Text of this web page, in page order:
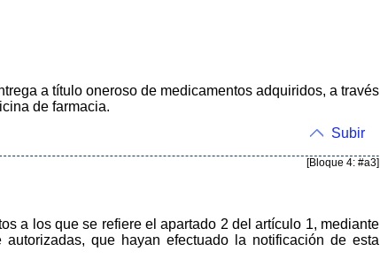
a título oneroso de medicamentos adquiridos, a través
de farmacia.
Subir
[Bloque 4: #a3]
a los que se refiere el apartado 2 del artículo 1, mediante
que hayan efectuado la notificación de esta